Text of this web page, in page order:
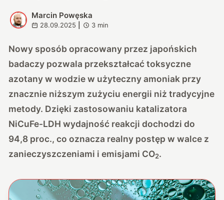
M
Marcin Powęska
28.09.2025 3 min
Nowy sposób opracowany przez japońskich
badaczy pozwala przekształcać toksyczne
azotany w wodzie w użyteczny amoniak przy
znacznie niższym zużyciu energii niż tradycyjne
metody. Dzięki zastosowaniu katalizatora
NiCuFe-LDH wydajność reakcji dochodzi do
94,8 proc., co oznacza realny postęp w walce z
zanieczyszczeniami i emisjami CO2.